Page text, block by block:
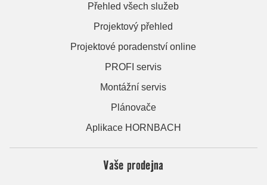
Přehled všech služeb
Projektový přehled
Projektové poradenství online
PROFI servis
Montážní servis
Plánovače
Aplikace HORNBACH
Vaše prodejna